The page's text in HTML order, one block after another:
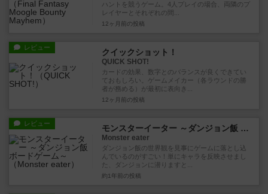
ハントを競うゲーム。4人プレイの場合、両隣のプ
レイヤーとそれぞれの間...
12ヶ月前 の投稿
レビュー クイックショット！
QUICK SHOT!
カードの効果、数字とのバランスが良くできてい
ておもしろい。ゲームメイカー（各ラウンドの勝
者が務める）が最初に表向き...
12ヶ月前 の投稿
レビュー モンスターイーター ～ダンジョン飯 ボードゲーム～
Monster eater
ダンジョン飯の世界観を見事にゲームに落とし込
んでいるのがすごい！単にキャラを反映させまし
た、ダンジョンに潜りますと...
約1年前 の投稿